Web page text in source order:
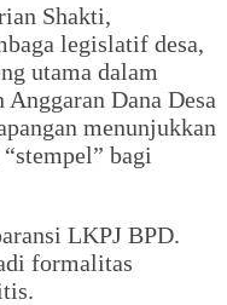
Shakti,
legislatif desa,
utama dalam
Dana Desa
menunjukkan
bagi
LKPJ BPD.
formalitas